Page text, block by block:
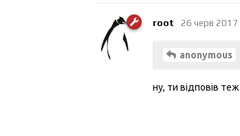
root 26 черв 2017
anonymous
ну, ти відповів